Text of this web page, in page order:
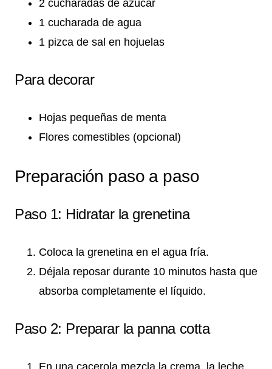
2 cucharadas de azúcar
1 cucharada de agua
1 pizca de sal en hojuelas
Para decorar
Hojas pequeñas de menta
Flores comestibles (opcional)
Preparación paso a paso
Paso 1: Hidratar la grenetina
Coloca la grenetina en el agua fría.
Déjala reposar durante 10 minutos hasta que
absorba completamente el líquido.
Paso 2: Preparar la panna cotta
En una cacerola mezcla la crema, la leche,